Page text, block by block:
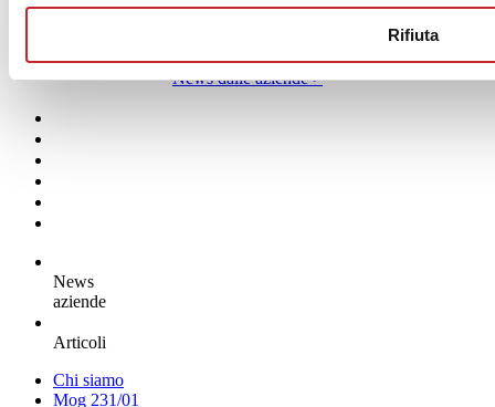
Rifiuta
News dalle aziende >
News
aziende
Articoli
Chi siamo
Mog 231/01